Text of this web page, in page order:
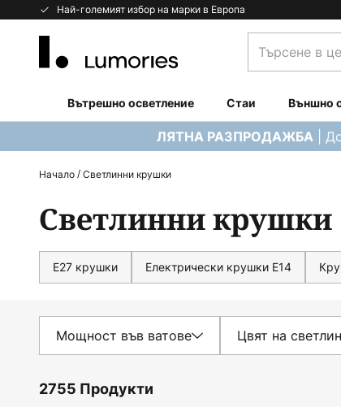
Най-големият избор на марки в Европа
Прескачане
магазин...
Вътрешно осветление Стаи Външно
ЛЯТНА РАЗПРОДАЖБА |
Начало Светлинни крушки
Светлинни крушки
Е27 крушки Електрически крушки E14
Мощност във ватове Цвят на
2755 Продукти